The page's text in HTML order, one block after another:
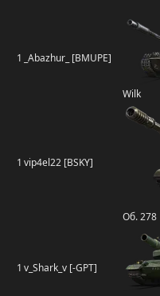
1 _Abazhur_ [BMUPE]
Wilk
1 vip4el22 [BSKY]
Об. 278
1 v_Shark_v [-GPT]